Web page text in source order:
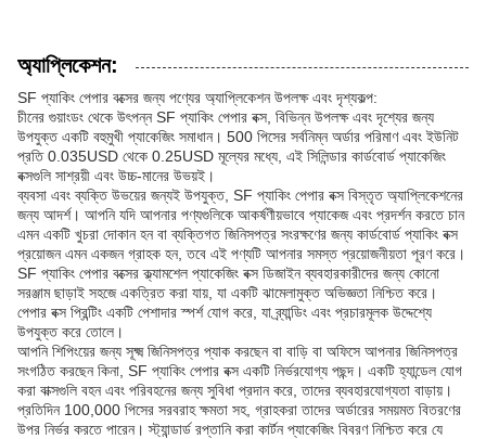
অ্যাপ্লিকেশন:
SF প্যাকিং পেপার বক্সের জন্য পণ্যের অ্যাপ্লিকেশন উপলক্ষ এবং দৃশ্যকল্প:
চীনের গুয়াংডং থেকে উৎপন্ন SF প্যাকিং পেপার বক্স, বিভিন্ন উপলক্ষ এবং দৃশ্যের জন্য
উপযুক্ত একটি বহুমুখী প্যাকেজিং সমাধান। 500 পিসের সর্বনিম্ন অর্ডার পরিমাণ এবং ইউনিট
প্রতি 0.035USD থেকে 0.25USD মূল্যের মধ্যে, এই সিলিন্ডার কার্ডবোর্ড প্যাকেজিং
বক্সগুলি সাশ্রয়ী এবং উচ্চ-মানের উভয়ই।
ব্যবসা এবং ব্যক্তি উভয়ের জন্যই উপযুক্ত, SF প্যাকিং পেপার বক্স বিস্তৃত অ্যাপ্লিকেশনের
জন্য আদর্শ। আপনি যদি আপনার পণ্যগুলিকে আকর্ষণীয়ভাবে প্যাকেজ এবং প্রদর্শন করতে চান
এমন একটি খুচরা দোকান হন বা ব্যক্তিগত জিনিসপত্র সংরক্ষণের জন্য কার্ডবোর্ড প্যাকিং বক্স
প্রয়োজন এমন একজন গ্রাহক হন, তবে এই পণ্যটি আপনার সমস্ত প্রয়োজনীয়তা পূরণ করে।
SF প্যাকিং পেপার বক্সের ক্ল্যামশেল প্যাকেজিং বক্স ডিজাইন ব্যবহারকারীদের জন্য কোনো
সরঞ্জাম ছাড়াই সহজে একত্রিত করা যায়, যা একটি ঝামেলামুক্ত অভিজ্ঞতা নিশ্চিত করে।
পেপার বক্স প্রিন্টিং একটি পেশাদার স্পর্শ যোগ করে, যা ব্র্যান্ডিং এবং প্রচারমূলক উদ্দেশ্যে
উপযুক্ত করে তোলে।
আপনি শিপিংয়ের জন্য সূক্ষ্ম জিনিসপত্র প্যাক করছেন বা বাড়ি বা অফিসে আপনার জিনিসপত্র
সংগঠিত করছেন কিনা, SF প্যাকিং পেপার বক্স একটি নির্ভরযোগ্য পছন্দ। একটি হ্যান্ডেল যোগ
করা বাক্সগুলি বহন এবং পরিবহনের জন্য সুবিধা প্রদান করে, তাদের ব্যবহারযোগ্যতা বাড়ায়।
প্রতিদিন 100,000 পিসের সরবরাহ ক্ষমতা সহ, গ্রাহকরা তাদের অর্ডারের সময়মত বিতরণের
উপর নির্ভর করতে পারেন। স্ট্যান্ডার্ড রপ্তানি করা কার্টন প্যাকেজিং বিবরণ নিশ্চিত করে যে